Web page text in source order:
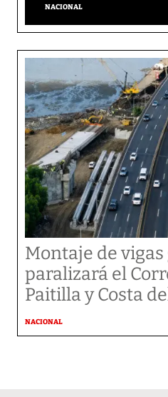
NACIONAL
Montaje de
paralizará el
Paitilla y Costa
NACIONAL